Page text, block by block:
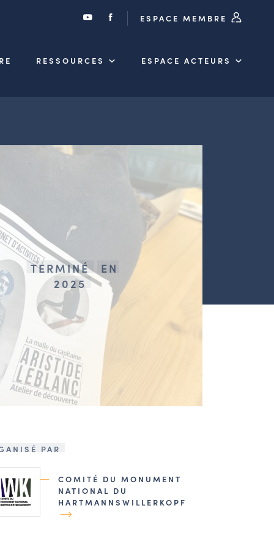
ESPACE MEMBRE
RESSOURCES ESPACE ACTEURS
TERMINÉ
EN
2025
PAR
COMITÉ DU MONUMENT
NATIONAL DU
HARTMANNSWILLERKOPF